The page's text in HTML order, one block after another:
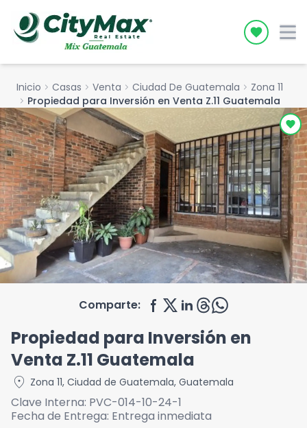
Icon
Inicio chevron_right Casas chevron_right Venta chevron_right Ciudad De Guatemala chevron_right Zona 11
chevron_right Propiedad para Inversión en Venta Z.11 Guatemala
Comparte:
Propiedad para Inversión en
Venta Z.11 Guatemala
location_on Zona 11, Ciudad de Guatemala, Guatemala
Clave Interna: PVC-014-10-24-1
Fecha de Entrega: Entrega inmediata